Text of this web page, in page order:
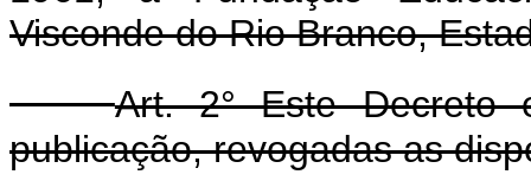
Visconde do Rio Branco,
Art. 2° Este Decreto
publicação, revogadas as